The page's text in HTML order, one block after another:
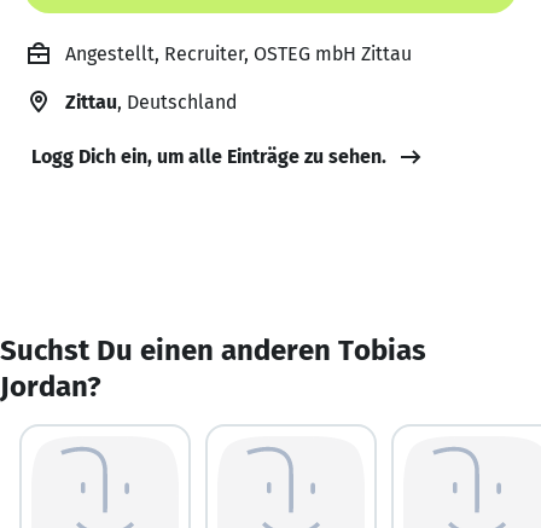
Angestellt, Recruiter, OSTEG mbH Zittau
Zittau, Deutschland
Logg Dich ein, um alle Einträge zu sehen.
Suchst Du einen anderen Tobias
Jordan?